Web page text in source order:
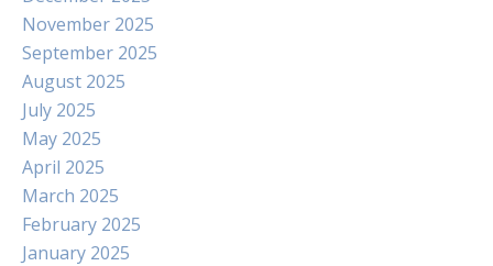
November 2025
September 2025
August 2025
July 2025
May 2025
April 2025
March 2025
February 2025
January 2025